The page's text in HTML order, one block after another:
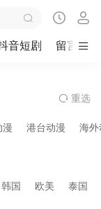
音短剧 留言
重选
漫 港台动漫 海外
韩国 欧美 泰国